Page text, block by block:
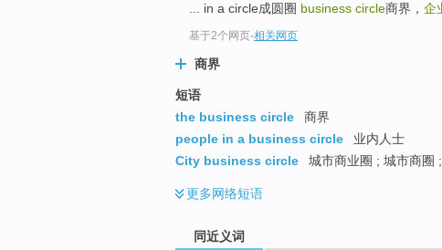
... in a circle成圆圈 business circle商界， 企
基于2个网页-相关网页
商界
短语
the business circle
商界
people in a business circle
业内人士
City business circle
城市商业圈 ; 城市商圈
更多网络短语
同近义词